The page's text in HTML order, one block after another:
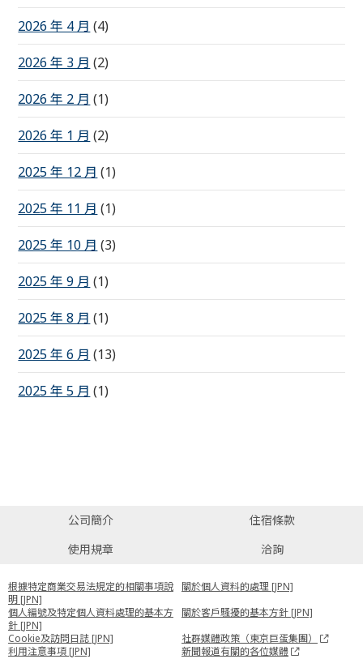
2026 年 4 月 (4)
2026 年 3 月 (2)
2026 年 2 月 (1)
2026 年 1 月 (2)
2025 年 12 月 (1)
2025 年 11 月 (1)
2025 年 10 月 (3)
2025 年 9 月 (1)
2025 年 8 月 (1)
2025 年 6 月 (13)
2025 年 5 月 (1)
公司簡介
住宿條款
使用規章
洽詢
根據特定商業交易法規定的相關事項說
明 [JPN]
關於個人資料的處理 [JPN]
個人編號及特定個人資料處理的基本方
針 [JPN]
關於客戶騷擾的基本方針 [JPN]
Cookie及訪問日誌 [JPN]
社群媒體政策（東京巨蛋集團）
利用注意事項 [JPN]
新聞報道有關的各位媒體